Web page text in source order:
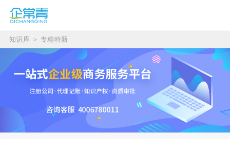
知识库 ＞ 专精特新